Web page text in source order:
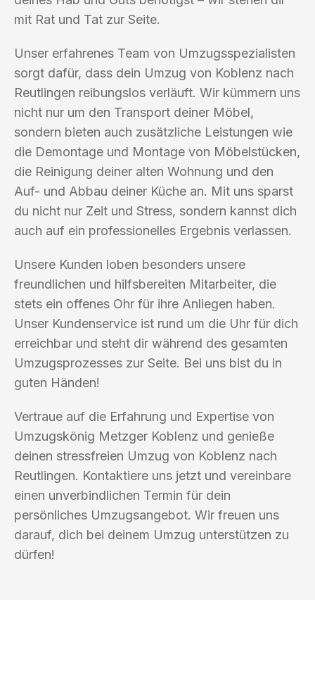
mit Rat und Tat zur Seite.
Unser erfahrenes Team von Umzugsspezialisten
sorgt dafür, dass dein Umzug von Koblenz nach
Reutlingen reibungslos verläuft. Wir kümmern uns
nicht nur um den Transport deiner Möbel,
sondern bieten auch zusätzliche Leistungen wie
die Demontage und Montage von Möbelstücken,
die Reinigung deiner alten Wohnung und den
Auf- und Abbau deiner Küche an. Mit uns sparst
du nicht nur Zeit und Stress, sondern kannst dich
auch auf ein professionelles Ergebnis verlassen.
Unsere Kunden loben besonders unsere
freundlichen und hilfsbereiten Mitarbeiter, die
stets ein offenes Ohr für ihre Anliegen haben.
Unser Kundenservice ist rund um die Uhr für dich
erreichbar und steht dir während des gesamten
Umzugsprozesses zur Seite. Bei uns bist du in
guten Händen!
Vertraue auf die Erfahrung und Expertise von
Umzugskönig Metzger Koblenz und genieße
deinen stressfreien Umzug von Koblenz nach
Reutlingen. Kontaktiere uns jetzt und vereinbare
einen unverbindlichen Termin für dein
persönliches Umzugsangebot. Wir freuen uns
darauf, dich bei deinem Umzug unterstützen zu
dürfen!